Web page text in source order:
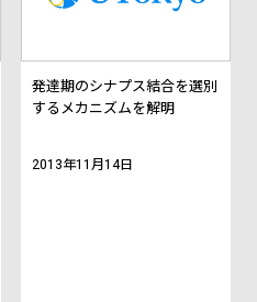
発達期のシナプス結合を選別
するメカニズムを解明
2013年11月14日